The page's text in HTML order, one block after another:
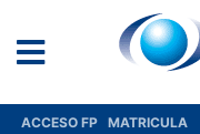
ACCESO FP MATRICULA